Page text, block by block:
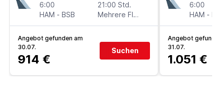
6:00
HAM - BSB
21:00 Std.
Mehrere Fluglinien
Angebot gefunden am
30.07.
914 €
Suchen
6:00
HAM -
Angebot
31.07.
1.051 €